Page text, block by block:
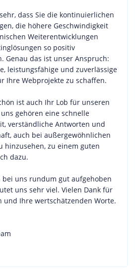
dass Sie die kontinuierlichen
die höhere Geschwindigkeit
Weiterentwicklungen
so positiv
Genau das ist unser Anspruch:
leistungsfähige und zuverlässige
Ihre Webprojekte zu schaffen.
ist auch Ihr Lob für unseren
gehören eine schnelle
verständliche Antworten und
auch bei außergewöhnlichen
hinzusehen, zu einem guten
dazu.
bei uns rundum gut aufgehoben
uns sehr viel. Vielen Dank für
und Ihre wertschätzenden Worte.